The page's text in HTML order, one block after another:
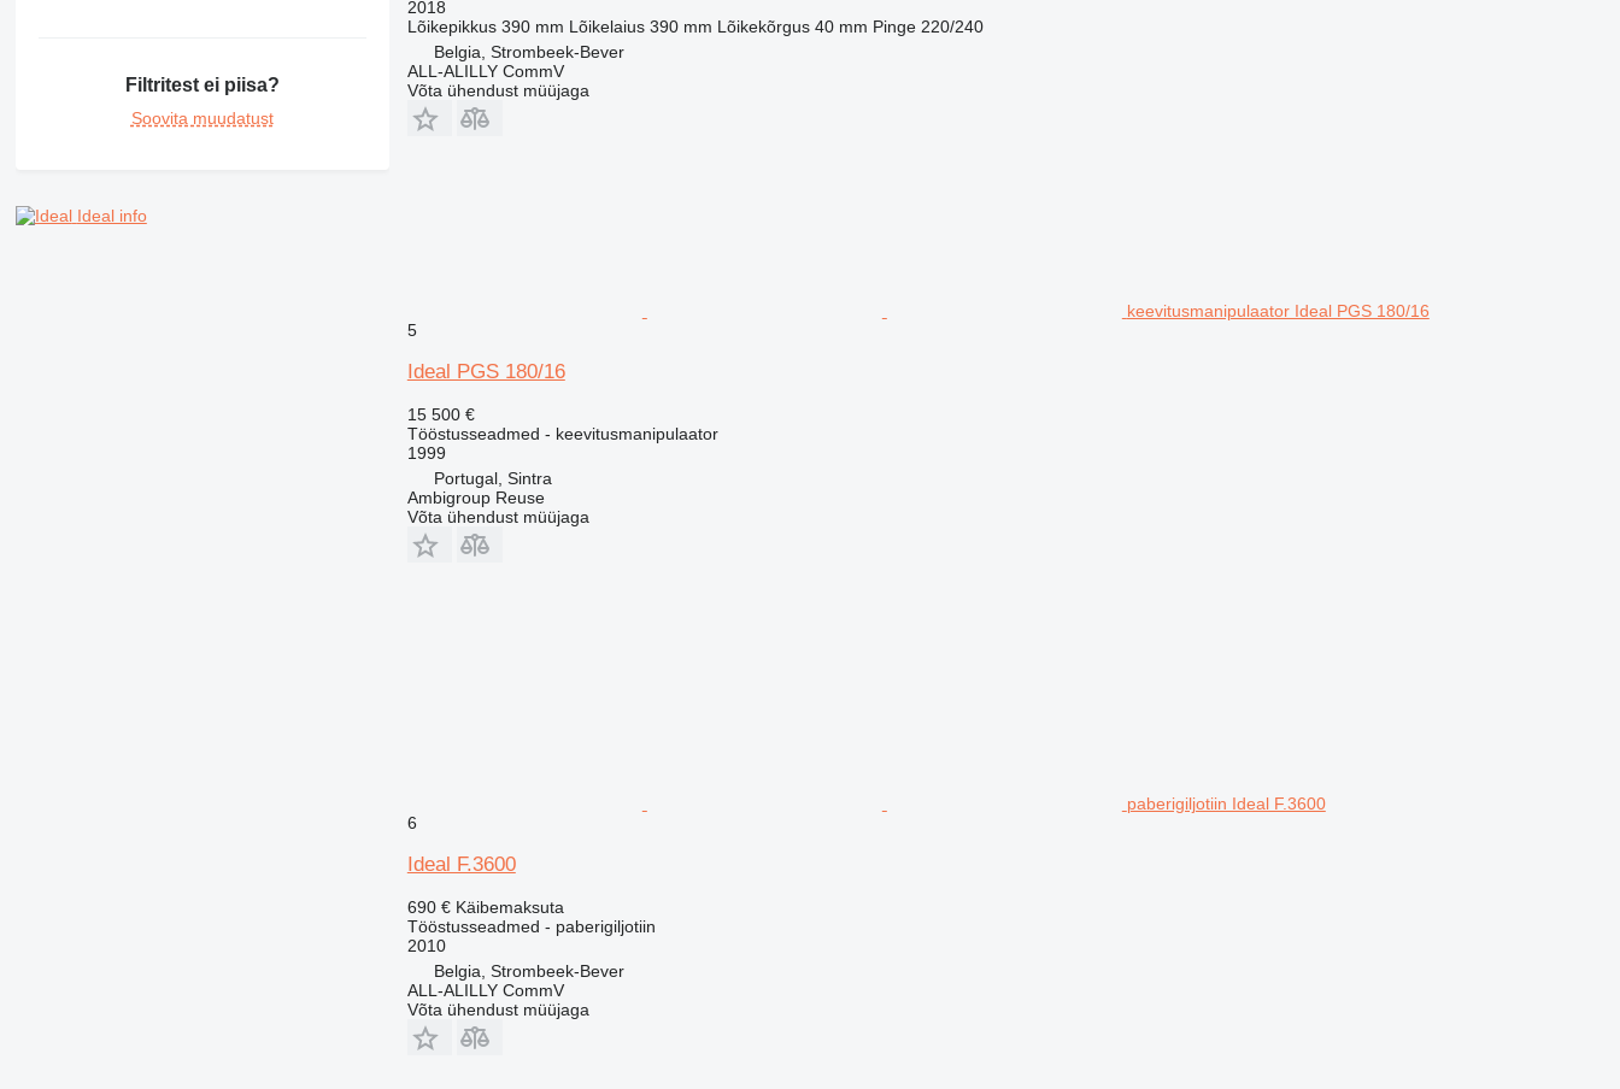
Filtritest ei piisa?
Soovita muudatust
Ideal info
2018
Lõikepikkus 390 mm Lõikelaius 390 mm Lõikekõrgus 40 mm Pinge 220/240
Belgia, Strombeek-Bever
ALL-ALILLY CommV
Võta ühendust müüjaga
keevitusmanipulaator Ideal PGS 180/16
5
Ideal PGS 180/16
15 500 €
Tööstusseadmed - keevitusmanipulaator
1999
Portugal, Sintra
Ambigroup Reuse
Võta ühendust müüjaga
paberigiljotiin Ideal F.3600
6
Ideal F.3600
690 € Käibemaksuta
Tööstusseadmed - paberigiljotiin
2010
Belgia, Strombeek-Bever
ALL-ALILLY CommV
Võta ühendust müüjaga